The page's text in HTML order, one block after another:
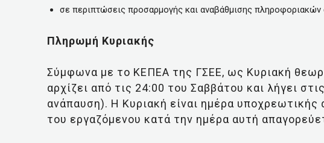
σε περιπτώσεις προσαρμογής και αναβάθμισης πληροφοριακών
Πληρωμή Κυριακής
Σύμφωνα με το ΚΕΠΕΑ της ΓΣΕΕ, ως Κυριακή
αρχίζει από τις 24:00 του Σαββάτου και λήγει
ανάπαυση). Η Κυριακή είναι ημέρα
του εργαζόμενου κατά την ημέρα αυτή